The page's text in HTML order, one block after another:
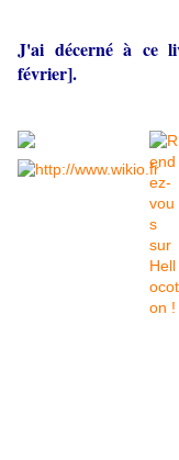
J'ai décerné à ce
février].